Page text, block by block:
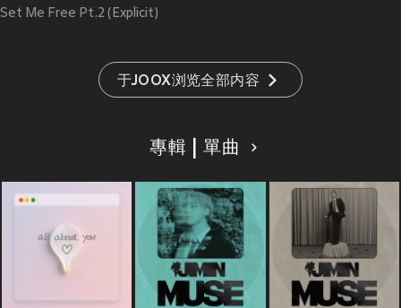
Set Me Free Pt.2 (Explicit)
于JOOX浏览全部内容
專輯 | 單曲